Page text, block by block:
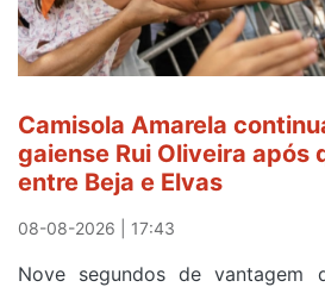
Camisola Amarela
gaiense Rui Oliveira após
entre Beja e Elvas
08-08-2026 | 17:43
Nove segundos de vantagem